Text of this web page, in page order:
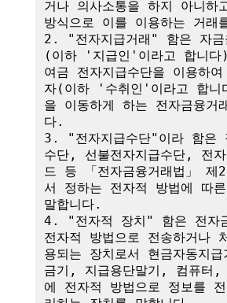
거나 의사소통을 하지 아니하
방식으로 이를 이용하는 거래
2. "전자지급거래" 함은 자
(이하 '지급인'이라고 합니
여금 전자지급수단을 이용하
자(이하 '수취인'이라고 합니
을 이동하게 하는 전자금융거
다.
3. "전자지급수단"이라 함은
수단, 선불전자지급수단, 전
드 등 「전자금융거래법」 제
서 정하는 전자적 방법에 따
말합니다.
4. "전자적 장치" 함은 전자금
전자적 방법으로 전송하거나
용되는 장치로서 현금자동지
금기, 지급용단말기, 컴퓨터
에 전자적 방법으로 정보를